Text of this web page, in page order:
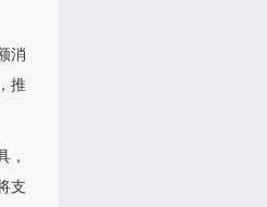
消
推
，
支